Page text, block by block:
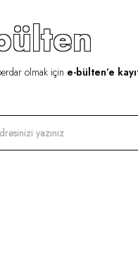
olmak için e-bülten’e